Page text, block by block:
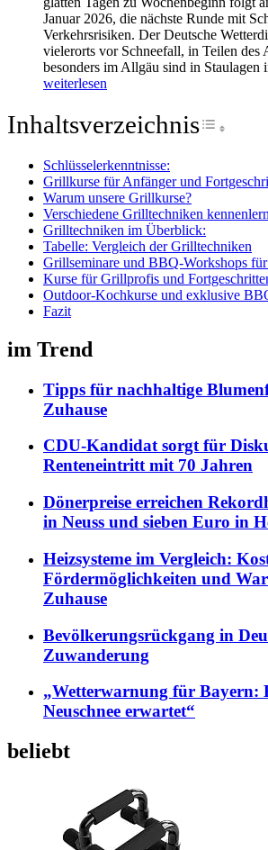
Januar 2026, die nächste Runde mit
Verkehrsrisiken. Der Deutsche
vielerorts vor Schneefall, in Teilen des
besonders im Allgäu sind in
weiterlesen
Inhaltsverzeichnis
Schlüsselerkenntnisse:
Grillkurse für Anfänger und
Warum unsere Grillkurse?
Verschiedene Grilltechniken
Grilltechniken im Überblick:
Tabelle: Vergleich der Grilltechniken
Grillseminare und BBQ-Workshops
Kurse für Grillprofis und
Outdoor-Kochkurse und exklusive
Fazit
im Trend
Tipps für nachhaltige
Zuhause
CDU-Kandidat sorgt für
Renteneintritt mit 70 Jahren
Dönerpreise erreichen
in Neuss und sieben Euro in
Heizsysteme im Vergleich:
Fördermöglichkeiten und
Zuhause
Bevölkerungsrückgang in
Zuwanderung
„Wetterwarnung für Bayern:
Neuschnee erwartet“
beliebt